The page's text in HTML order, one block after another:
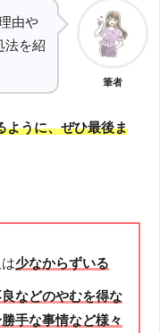
由や
法を紹
筆者
ように、ぜひ最後ま
少なからずいる
などのやむを得な
手な事情など様々